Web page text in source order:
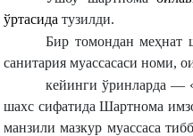
ўртасида тузилди.
Бир томондан меҳнат
санитария муассасаси
кейинги ўринларда —
шахс сифатида Шартнома
манзили мазкур муассаса